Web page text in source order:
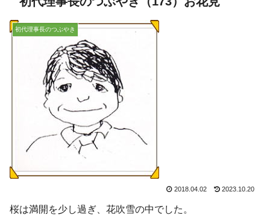
初代理事長のつぶやき
2018.04.02 2023.10.20
桜は満開を少し過ぎ、花吹雪の中でした。